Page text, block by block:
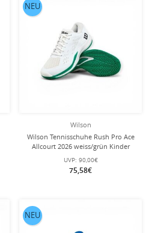
Wilson
Wilson Tennisschuhe Rush Pro Ace
Allcourt 2026 weiss/grün Kinder
UVP: 90,00€
75,58€
NEU
NEU